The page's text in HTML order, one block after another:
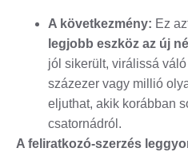
A következmény: Ez
legjobb eszköz az új
jól sikerült, virálissá
százezer vagy millió
eljuthat, akik korábban
csatornádról.
A feliratkozó-szerzés